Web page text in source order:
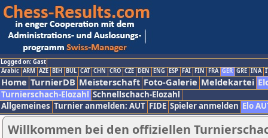
Logged on: Gast
Arabic ARM AZE BIH BUL CAT CHN CRO CZE DEN ENG ESP FAI FIN FRA GER GRE INA
Home TurnierDB Meisterschaft Foto-Galerie Meldekartei
Turnierschach-Elozahl Schnellschach-Elozahl
Allgemeines Turnier anmelden: AUT FIDE Spieler anmelden Elo
Willkommen bei den offiziellen